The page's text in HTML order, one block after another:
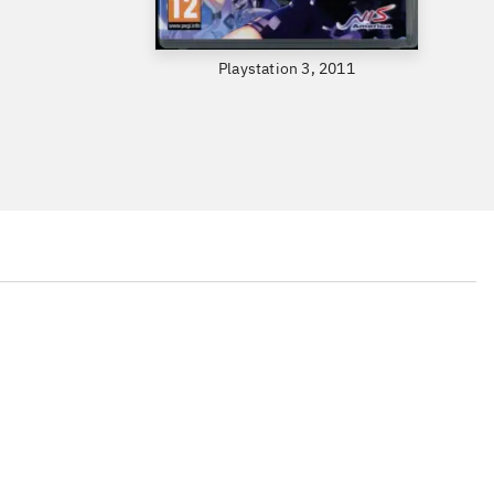
Playstation 3, 2011